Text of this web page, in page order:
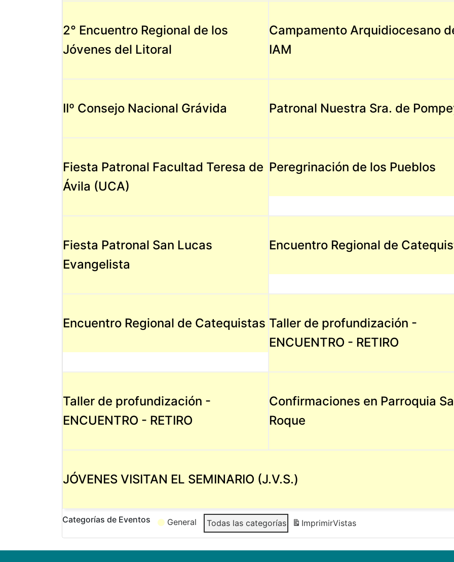
2° Encuentro Regional de los
Jóvenes del Litoral
Campamento Arquidiocesano
IAM
IIº Consejo Nacional Grávida Patronal Nuestra Sra. de
Fiesta Patronal Facultad Teresa de
Ávila (UCA)
Peregrinación de los Pueblos
Fiesta Patronal San Lucas
Evangelista
Encuentro Regional de
Encuentro Regional de Catequistas Taller de profundización -
ENCUENTRO - RETIRO
Taller de profundización -
ENCUENTRO - RETIRO
Confirmaciones en Parroquia
Roque
JÓVENES VISITAN EL SEMINARIO (J.V.S.)
Categorías de Eventos General Todas las categorías ImprimirVistas